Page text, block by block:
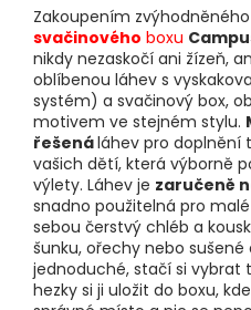
Zakoupením
svačinového boxu
nikdy nezaskočí ani žízeň,
oblíbenou láhev s
systém) a svačinový box,
motivem ve stejném stylu.
řešenáláhev pro doplnění
vašich dětí, která výborně
výlety. Láhev je zaručeně
snadno použitelná pro
sebou čerstvý chléb a
šunku, ořechy nebo
jednoduché, stačí si vybrat
hezky si ji uložit do boxu,